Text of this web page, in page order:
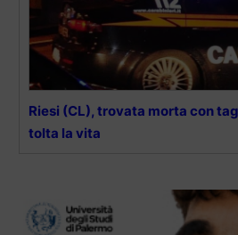
Riesi (CL), trovata morta con
tolta la vita